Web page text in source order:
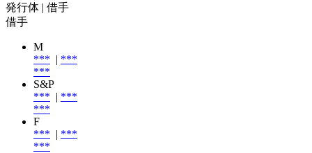
発行体 | 借手
借手
M
*** | ***
***
S&P
*** | ***
***
F
*** | ***
***